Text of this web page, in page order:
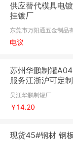
供应替代模具电
挂镀厂
东莞市万阳通五金制品
电议
苏州华鹏制罐
服务江浙沪可定
吴江华鹏制罐厂
￥14.20
现货45#钢材 钢